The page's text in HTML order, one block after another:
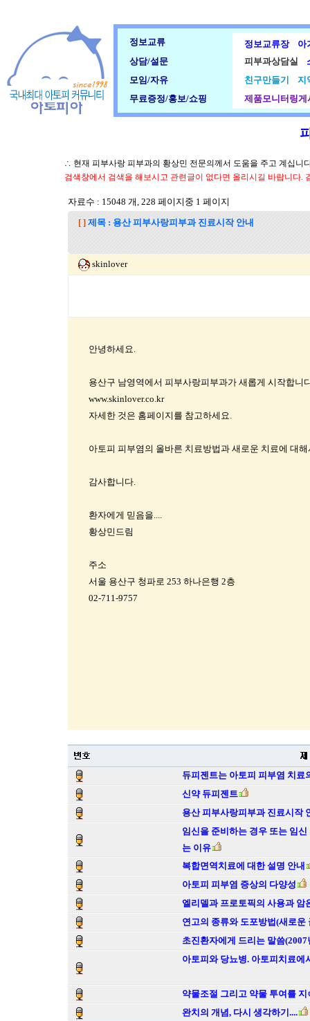
정보교류 정보교류장
아
상담/설문
피부과상담실
모임/자유
친구만들기
지
무료증정/홍보/쇼핑
제품모니터링게
∴ 현재 피부사랑 피부과의 황상민 전문의께서 도움을 주고 계십니
검색창에서 검색을 해보시고 관련글이 없다면 올리시길 바랍니다.
자료수 : 15048 개, 228 페이지중 1 페이지
[ ] 제목 : 용산 피부사랑피부과 진료시작 안내
skinlover
안녕하세요.
용산구 남영역에서 피부사랑피부과가 새롭게 시작합니
www.skinlover.co.kr
자세한 것은 홈페이지를 참고하세요.
아토피 피부염의 올바른 치료방법과 새로운 치료에 대
감사합니다.
환자에게 믿음을....
황상민드림
주소
서울 용산구 청파로 253 하나은행 2층
02-711-9757
듀피젠트는 아토피 피부염 치료
신약 듀피젠트
용산 피부사랑피부과 진료시작
임신을 준비하는 경우 또는 임
는 이유
복합면역치료에 대한 설명 안내
아토피 피부염 증상의 다양성
엘리델과 프로토픽의 사용과 암
연고의 종류와 도포방법(새로운
초진환자에게 드리는 말씀
아토피와 당뇨병. 아토피치료에
약물조절 그리고 약물 투여를
완치의 개념, 다시 생각하기....